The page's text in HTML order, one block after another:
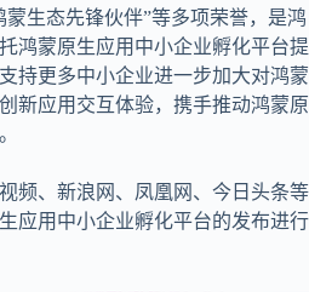
生态先锋伙伴”等多项荣誉，是鸿
鸿蒙原生应用中小企业孵化平台提
持更多中小企业进一步加大对鸿蒙
新应用交互体验，携手推动鸿蒙原
频、新浪网、凤凰网、今日头条等
应用中小企业孵化平台的发布进行